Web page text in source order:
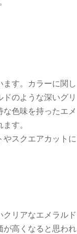
す。カラーに関し
のような深いグリ
色味を持ったエメ
す。
スクエアカットに
リアなエメラルド
が高くなると思われ